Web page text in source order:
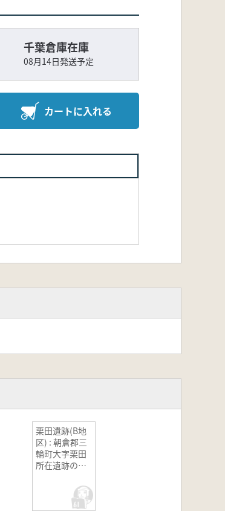
千葉倉庫在庫
08月14日発送予定
カートに入れる
栗田遺跡(B地
区) : 朝倉郡三
輪町大字栗田
所在遺跡の調